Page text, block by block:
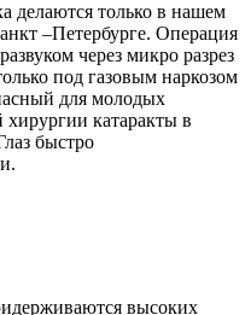
делаются только в нашем
–Петербурге. Операция
через микро разрез
под газовым наркозом
для молодых
катаракты в
быстро
высоких